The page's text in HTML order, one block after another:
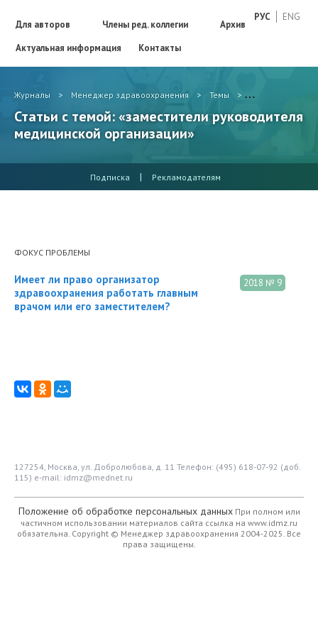
РУС ENG
Для авторов Члены ред. коллегии
Архив
Актуальная информация
Контакты
Журналы > Менеджер здравоохранения > Темы > заместители
Статьи с темой: «заместители руководителя
медицинской организации»
Подписка | Рекламодателям
ФОКУС ПРОБЛЕМЫ
2018 № 9
Имеет ли право организатор
здравоохранения работать главным
врачом или его заместителем?
127254, Москва, ул. Добролюбова, д. 11 Телефон: (495) 618-07-92 (доб.
115) e-mail: idmz@mednet.ru
Положение об обработке персональных данныхПри полном или
частичном использовании материалов сайта ссылка на www.idmz.ru
обязательна. Copyright © Менеджер здравоохранения 2004-2025. Все
права защищены.